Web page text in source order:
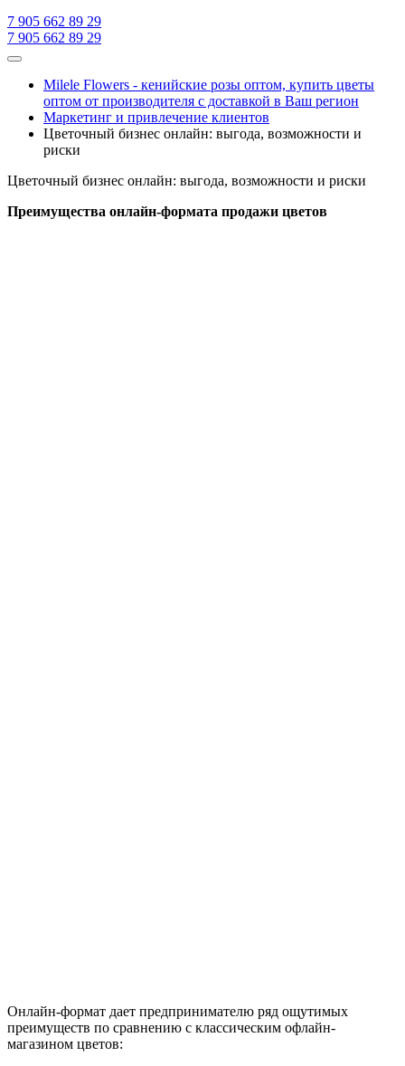
7 905 662 89 29
7 905 662 89 29
Milele Flowers - кенийские розы оптом, купить цветы
оптом от производителя с доставкой в Ваш регион
Маркетинг и привлечение клиентов
Цветочный бизнес онлайн: выгода, возможности и
риски
Цветочный бизнес онлайн: выгода, возможности и риски
Преимущества онлайн-формата продажи цветов
Онлайн-формат дает предпринимателю ряд ощутимых
преимуществ по сравнению с классическим офлайн-
магазином цветов: